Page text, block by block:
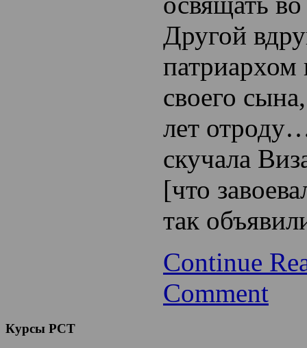
Другой
патриархом
своего
лет
скучала
[что
так
Continue
Comment
Курсы РСТ